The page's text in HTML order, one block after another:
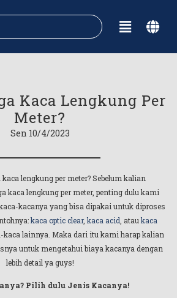
Kaca Lengkung Per
Meter?
Sen 10/4/2023
lengkung per meter? Sebelum kalian
kaca lengkung per meter, penting dulu kami
kacanya yang bisa dipakai untuk diproses
kaca optic clear, kaca acid , atau kaca
kaca lainnya. Maka dari itu kami harap kalian
untuk mengetahui biaya kacanya dengan
lebih detail ya guys!
Pilih dulu Jenis Kacanya!